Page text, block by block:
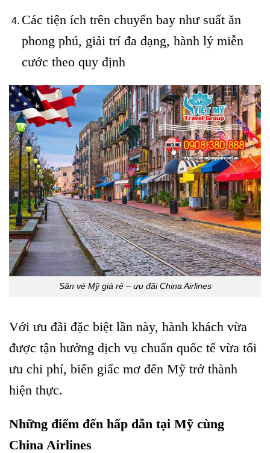
Các tiện ích trên chuyến bay như suất ăn
phong phú, giải trí đa dạng, hành lý miễn
cước theo quy định
Săn vé Mỹ giá rẻ – ưu đãi China Airlines
Với ưu đãi đặc biệt lần này, hành khách vừa
được tận hưởng dịch vụ chuẩn quốc tế vừa tối
ưu chi phí, biến giấc mơ đến Mỹ trở thành
hiện thực.
Những điểm đến hấp dẫn tại Mỹ cùng
China Airlines